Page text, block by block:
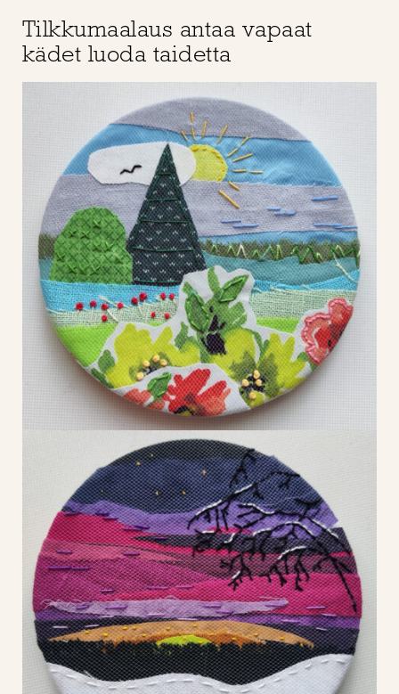
Tilkkumaalaus antaa vapaat
kädet luoda taidetta